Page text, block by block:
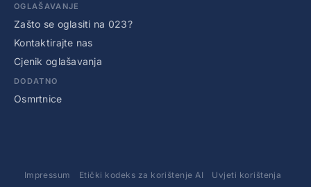
OGLAŠAVANJE
Zašto se oglasiti na 023?
Kontaktirajte nas
Cjenik oglašavanja
DODATNO
Osmrtnice
Impressum Etički kodeks za korištenje AI Uvjeti korištenja